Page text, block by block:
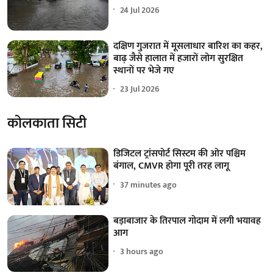
24 Jul 2026
दक्षिण गुजरात में मूसलाधार बारिश का कहर,
बाढ़ जैसे हालात में हजारों लोग सुरक्षित
स्थानों पर भेजे गए
23 Jul 2026
कोलकाता सिटी
डिजिटल ट्रांसपोर्ट सिस्टम की ओर पश्चिम
बंगाल, CMVR होगा पूरी तरह लागू
37 minutes ago
बड़ाबाजार के तिरपाल गोदाम में लगी भयावह
आग
3 hours ago